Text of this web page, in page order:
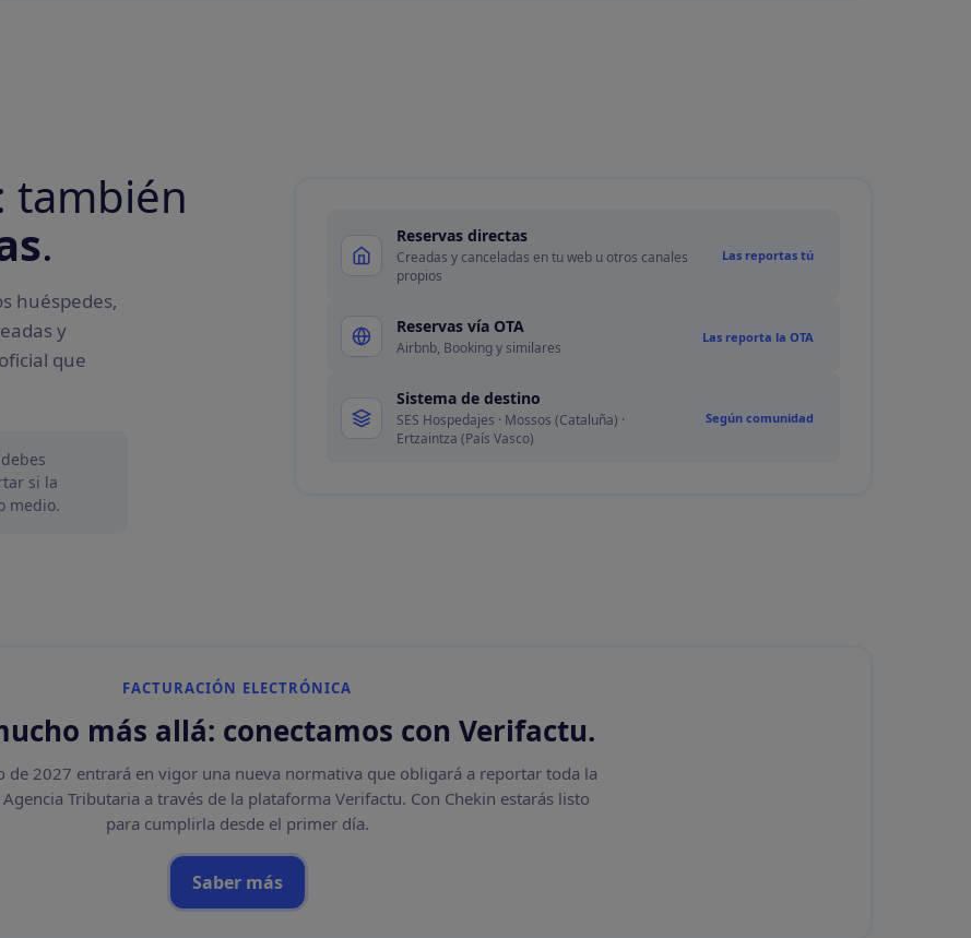
también
.
huéspedes,
y
que
si la
medio.
Reservas directas
Creadas y canceladas en tu web u otros canales
propios
Las reportas tú
Reservas vía OTA
Airbnb, Booking y similares
Las reporta la OTA
Sistema de destino
SES Hospedajes · Mossos (Cataluña) ·
Ertzaintza (País Vasco)
Según comunidad
FACTURACIÓN ELECTRÓNICA
más allá: conectamos con Verifactu.
de 2027 entrará en vigor una nueva normativa que obligará a reportar toda la
Tributaria a través de la plataforma Verifactu. Con Chekin estarás listo
para cumplirla desde el primer día.
Saber más